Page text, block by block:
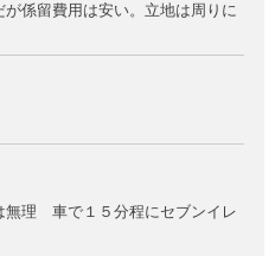
係留費用は安い。立地は周りに
理 車で１５分程にセブンイレ